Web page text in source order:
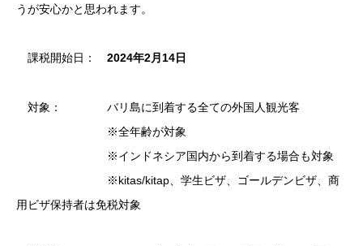
うが安心かと思われます。
課税開始日： 2024年2月14日
対象： バリ島に到着する全ての外国人観光客
※全年齢が対象
※インドネシア国内から到着する場合も対象
※kitas/kitap、学生ビザ、ゴールデンビザ、商
用ビザ保持者は免税対象